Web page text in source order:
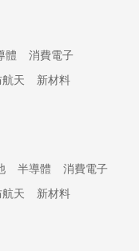
體 消費電子
航天 新材料
半導體 消費電子
航天 新材料